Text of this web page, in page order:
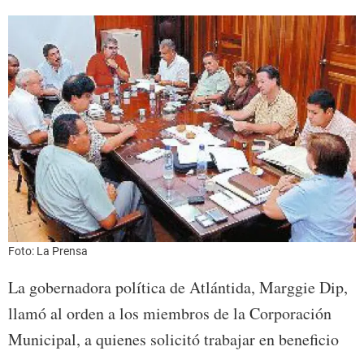
Foto: La Prensa
La gobernadora política de Atlántida, Marggie Dip,
llamó al orden a los miembros de la Corporación
Municipal, a quienes solicitó trabajar en beneficio